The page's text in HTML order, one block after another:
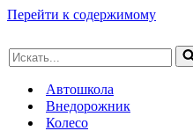
Перейти к содержимому
Искать...
Автошкола
Внедорожник
Колесо